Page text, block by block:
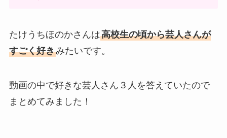
たけうちほのかさんは高校生の頃から芸人さんが
すごく好きみたいです。
動画の中で好きな芸人さん３人を答えていたので
まとめてみました！